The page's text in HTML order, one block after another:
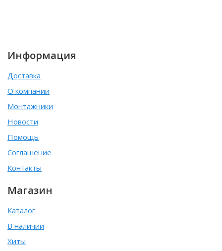
Информация
Доставка
О компании
Монтажники
Новости
Помощь
Соглашение
Контакты
Магазин
Каталог
В наличии
Хиты